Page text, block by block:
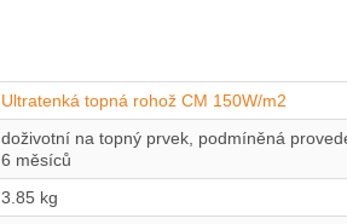
Ultratenká topná rohož CM 150W/m2
doživotní na topný prvek, podmíněná
6 měsíců
3.85 kg